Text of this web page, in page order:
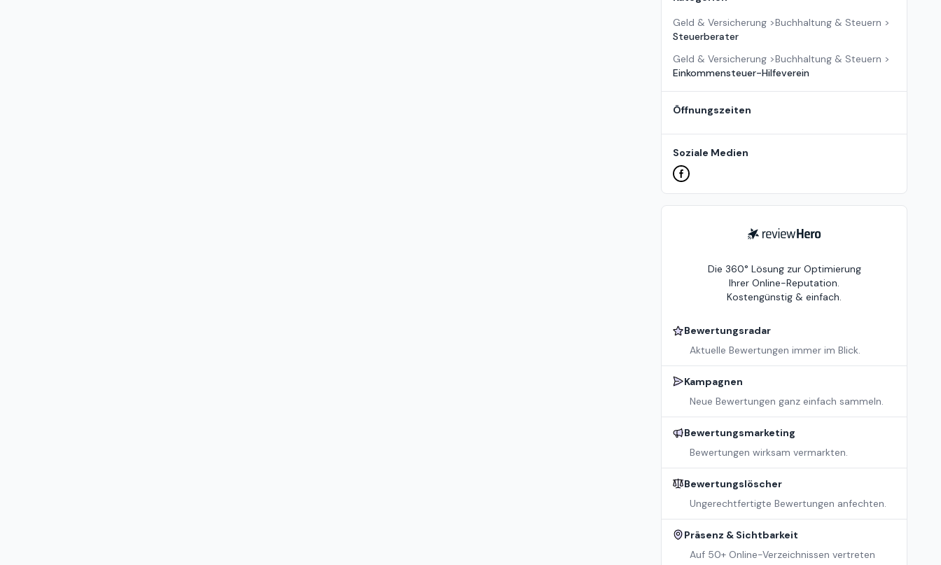
Geld & Versicherung >Buchhaltung & Steuern >
Steuerberater
Geld & Versicherung >Buchhaltung & Steuern >
Einkommensteuer-Hilfeverein
Öffnungszeiten
Soziale Medien
ReviewHero
Die 360° Lösung zur Optimierung
Ihrer Online-Reputation.
Kostengünstig & einfach.
Bewertungsradar
Aktuelle Bewertungen immer im Blick.
Kampagnen
Neue Bewertungen ganz einfach sammeln.
Bewertungsmarketing
Bewertungen wirksam vermarkten.
Bewertungslöscher
Ungerechtfertigte Bewertungen anfechten.
Präsenz & Sichtbarkeit
Auf 50+ Online-Verzeichnissen vertreten